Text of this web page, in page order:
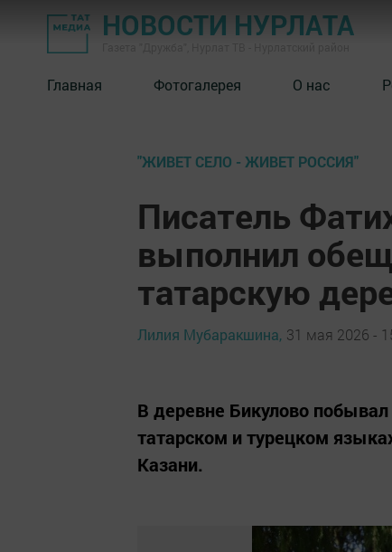
НОВОСТИ НУРЛАТА
Главная Фотогалерея О нас
"ЖИВЕТ СЕЛО - ЖИВЕТ РОССИЯ"
Писатель
выполнил
татарскую
Лилия Мубаракшина, 31 мая 2026 -
В деревне Бикулово
татарском и турецком
Казани.